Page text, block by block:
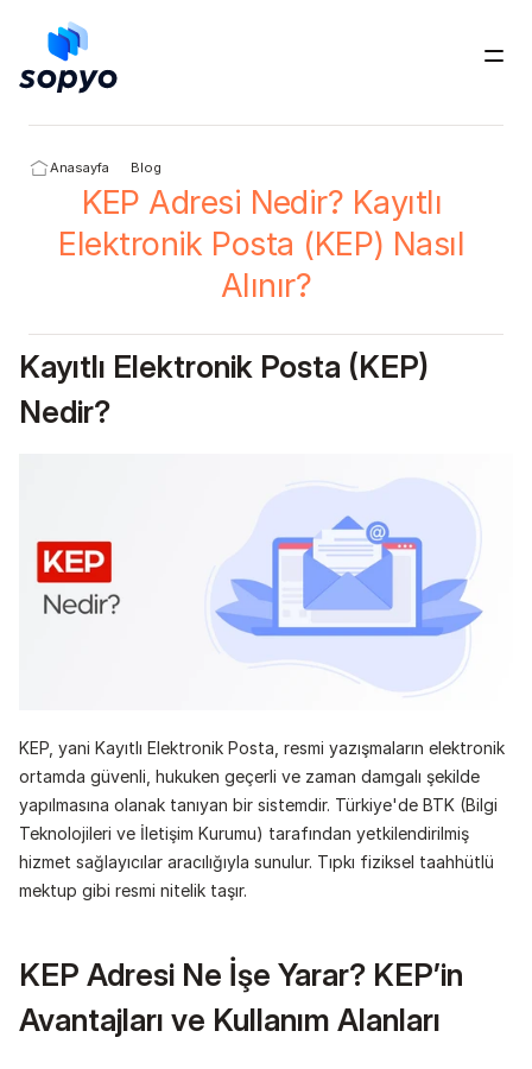
Anasayfa Blog
KEP Adresi Nedir? Kayıtlı
Elektronik Posta (KEP) Nasıl
Alınır?
Kayıtlı Elektronik Posta (KEP)
Nedir?
KEP, yani Kayıtlı Elektronik Posta, resmi yazışmaların elektronik
ortamda güvenli, hukuken geçerli ve zaman damgalı şekilde
yapılmasına olanak tanıyan bir sistemdir. Türkiye'de BTK (Bilgi
Teknolojileri ve İletişim Kurumu) tarafından yetkilendirilmiş
hizmet sağlayıcılar aracılığıyla sunulur. Tıpkı fiziksel taahhütlü
mektup gibi resmi nitelik taşır.
KEP Adresi Ne İşe Yarar? KEP’in
Avantajları ve Kullanım Alanları